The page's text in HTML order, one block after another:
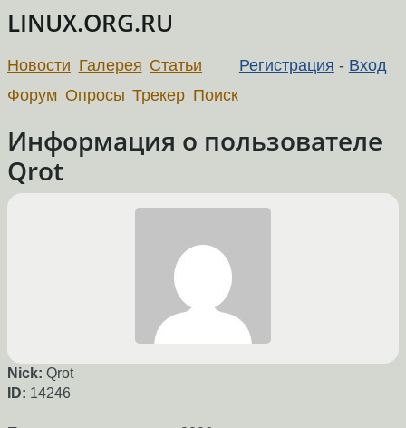
LINUX.ORG.RU
Регистрация - Вход
Новости Галерея Статьи
Форум Опросы Трекер Поиск
Информация о пользователе
Qrot
Nick: Qrot
ID: 14246